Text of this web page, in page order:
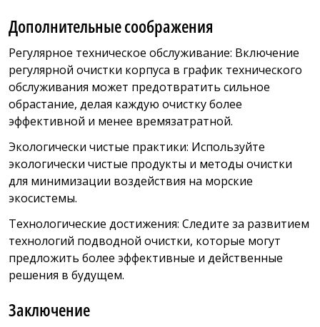
Дополнительные соображения
Регулярное техническое обслуживание: Включение
регулярной очистки корпуса в график технического
обслуживания может предотвратить сильное
обрастание, делая каждую очистку более
эффективной и менее времязатратной.
Экологически чистые практики: Используйте
экологически чистые продукты и методы очистки
для минимизации воздействия на морские
экосистемы.
Технологические достижения: Следите за развитием
технологий подводной очистки, которые могут
предложить более эффективные и действенные
решения в будущем.
Заключение